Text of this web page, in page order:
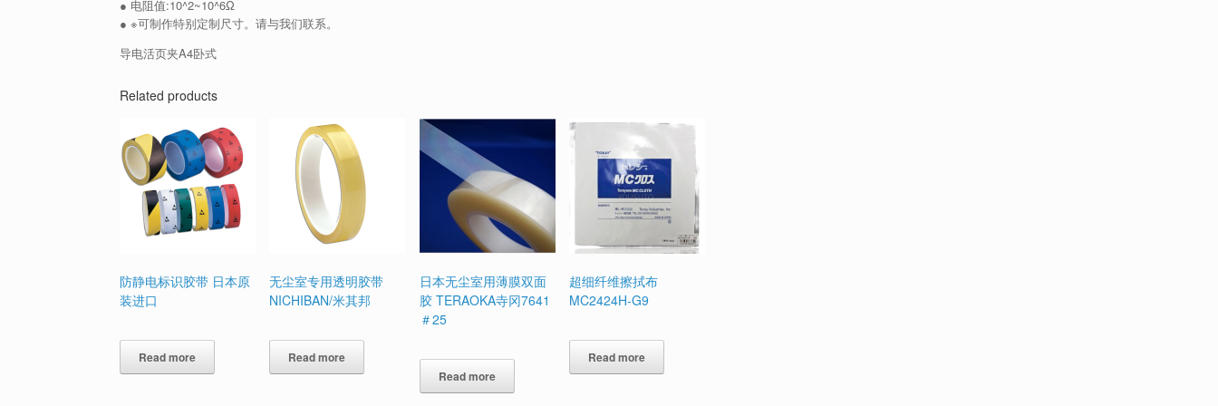
● 电阻值:10^2~10^6Ω
● ※可制作特别定制尺寸。请与我们联系。
导电活页夹A4卧式
Related products
防静电标识胶带 日本原
装进口
Read more
无尘室专用透明胶带
NICHIBAN/米其邦
Read more
日本无尘室用薄膜双面
胶 TERAOKA寺冈7641
＃25
Read more
超细纤维擦拭布
MC2424H-G9
Read more